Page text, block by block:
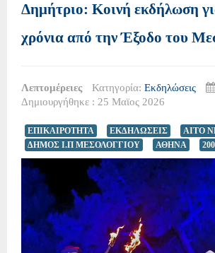
Δημήτριο: Κοινή εκδήλωση
χρόνια από την Έξοδο του
Λεπτομέρειες Κατηγορία: Εκδηλώσεις
Δημιουργήθηκε : 25 Μαϊος 2026
ΕΠΙΚΑΙΡΟΤΗΤΑ ΕΚΔΗΛΩΣΕΙΣ
AITO
ΔΗΜΟΣ Ι.Π ΜΕΣΟΛΟΓΓΙΟΥ
ΑΘΗΝΑ